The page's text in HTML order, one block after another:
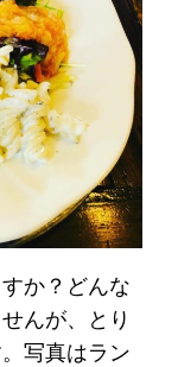
か？どんな
んが、とり
写真はラン